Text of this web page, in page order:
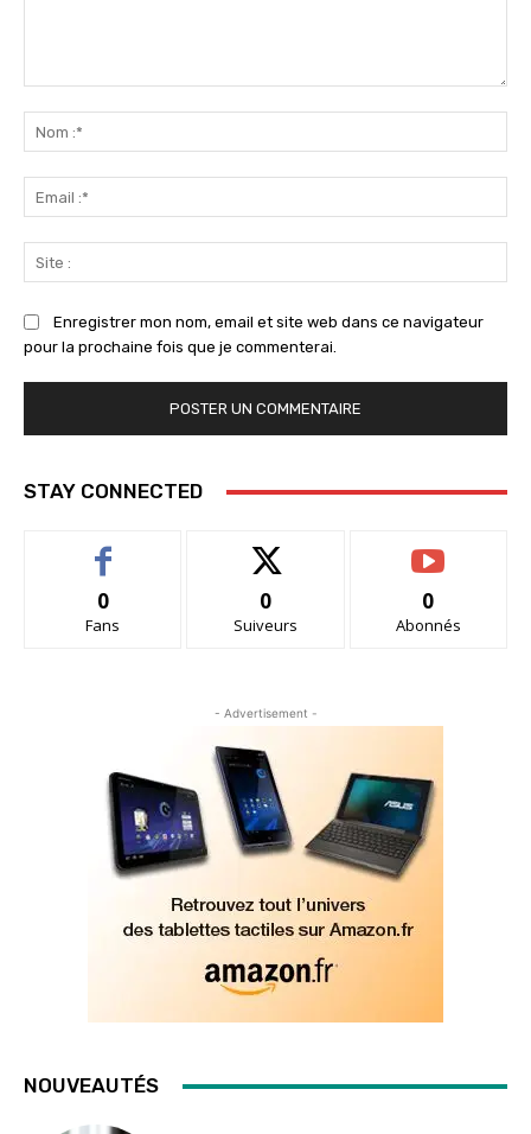
:*
:*
:
Enregistrer mon nom, email et site web dans ce navigateur
pour la prochaine fois que je commenterai.
STAY CONNECTED
0
Fans
0
Suiveurs
0
Abonnés
- Advertisement -
NOUVEAUTÉS